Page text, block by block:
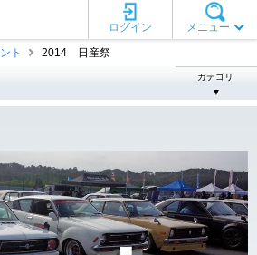
メニュー
ログイン
ト 2014 日産祭
カテゴリ
▼